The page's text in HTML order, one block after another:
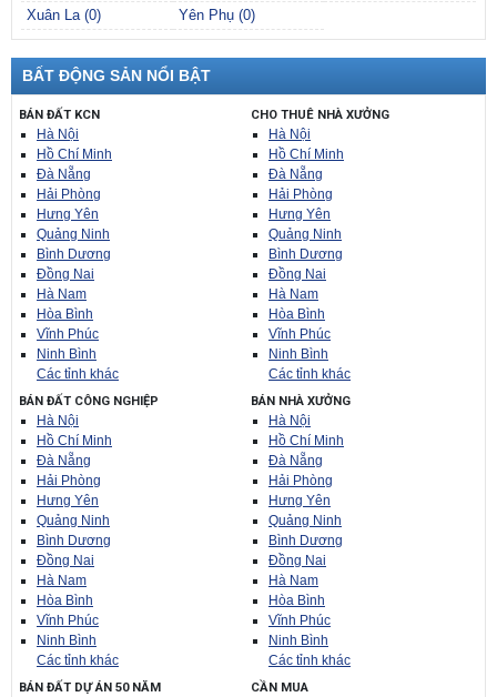
Xuân La (0) Yên Phụ (0)
BẤT ĐỘNG SẢN NỔI BẬT
BÁN ĐẤT KCN
Hà Nội
Hồ Chí Minh
Đà Nẵng
Hải Phòng
Hưng Yên
Quảng Ninh
Bình Dương
Đồng Nai
Hà Nam
Hòa Bình
Vĩnh Phúc
Ninh Bình
Các tỉnh khác
CHO THUÊ NHÀ XƯỞNG
Hà Nội
Hồ Chí Minh
Đà Nẵng
Hải Phòng
Hưng Yên
Quảng Ninh
Bình Dương
Đồng Nai
Hà Nam
Hòa Bình
Vĩnh Phúc
Ninh Bình
Các tỉnh khác
BÁN ĐẤT CÔNG NGHIỆP
Hà Nội
Hồ Chí Minh
Đà Nẵng
Hải Phòng
Hưng Yên
Quảng Ninh
Bình Dương
Đồng Nai
Hà Nam
Hòa Bình
Vĩnh Phúc
Ninh Bình
Các tỉnh khác
BÁN NHÀ XƯỞNG
Hà Nội
Hồ Chí Minh
Đà Nẵng
Hải Phòng
Hưng Yên
Quảng Ninh
Bình Dương
Đồng Nai
Hà Nam
Hòa Bình
Vĩnh Phúc
Ninh Bình
Các tỉnh khác
BÁN ĐẤT DỰ ÁN 50 NĂM CẦN MUA